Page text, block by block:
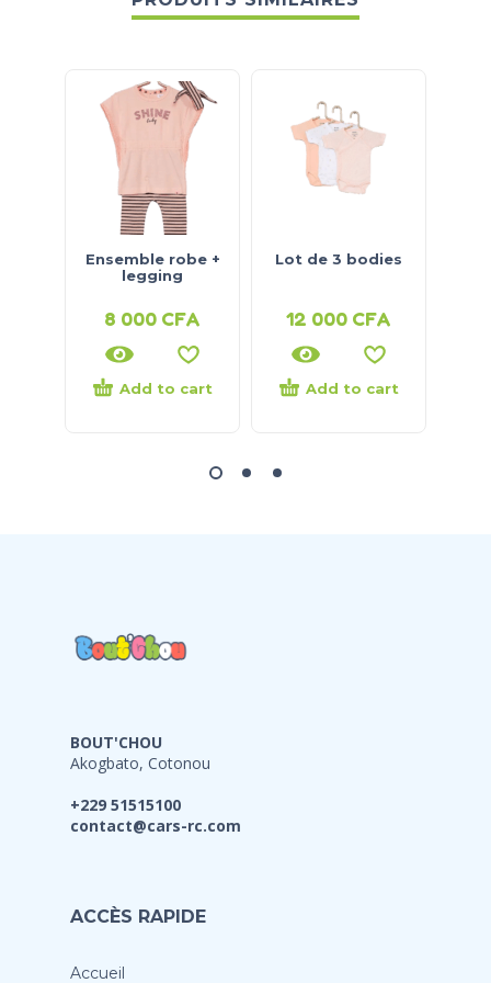
Ensemble robe +
legging
8 000 CFA
Add to cart
Lot de 3 bodies
12 000 CFA
Add to cart
BOUT'CHOU
Akogbato, Cotonou
+229 51515100
contact@cars-rc.com
ACCÈS RAPIDE
Accueil